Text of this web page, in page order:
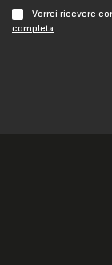
Vorrei ricevere
completa